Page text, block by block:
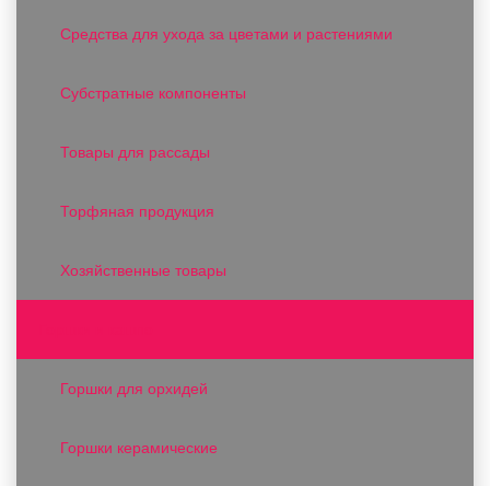
Средства для ухода за цветами и растениями
Субстратные компоненты
Товары для рассады
Торфяная продукция
Хозяйственные товары
Горшки для орхидей
Горшки керамические